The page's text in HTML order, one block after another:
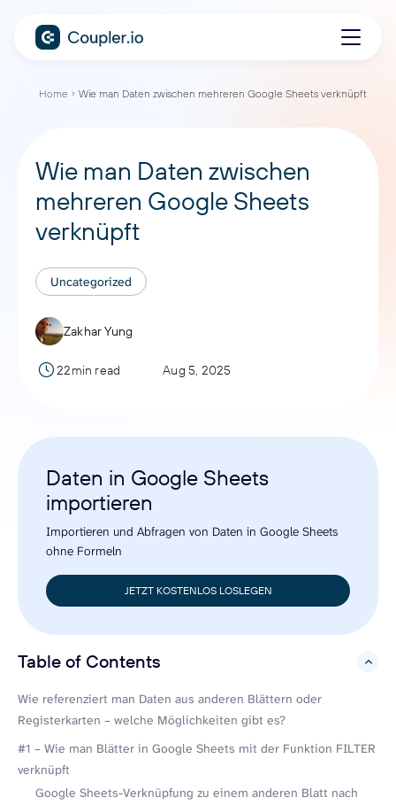
Home Wie man Daten zwischen mehreren Google Sheets verknüpft
Wie man Daten zwischen
mehreren Google Sheets
verknüpft
Uncategorized
Zakhar Yung
22min read Aug 5, 2025
Daten in Google Sheets
importieren
Importieren und Abfragen von Daten in Google Sheets
ohne Formeln
JETZT KOSTENLOS LOSLEGEN
Table of Contents
hide
Wie referenziert man Daten aus anderen Blättern oder
Registerkarten – welche Möglichkeiten gibt es?
#1 – Wie man Blätter in Google Sheets mit der Funktion FILTER
verknüpft
Google Sheets-Verknüpfung zu einem anderen Blatt nach